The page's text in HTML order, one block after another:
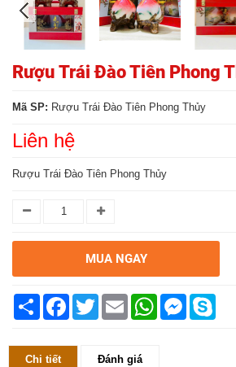
Rượu Trái Đào Tiên Phong
Mã SP: Rượu Trái Đào Tiên Phong Thủy
Liên hệ
Rượu Trái Đào Tiên Phong Thủy
MUA NGAY
Chia
sẻ
FacebookTwitter Email WhatsAppMessenger
Chi tiết Đánh giá